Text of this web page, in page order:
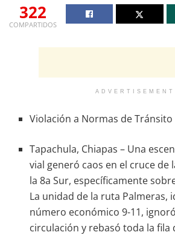
322
COMPARTIDOS
ADVERTISEMENT
Violación a Normas de Tránsito
Tapachula, Chiapas – Una
vial generó caos en el cruce de
la 8a Sur, específicamente
La unidad de la ruta Palmeras,
número económico 9-11,
circulación y rebasó toda la fila